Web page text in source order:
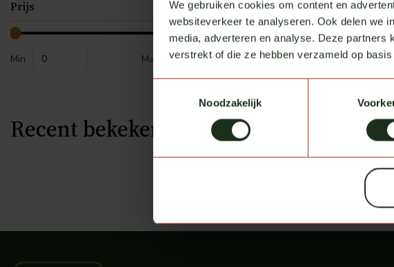
We gebruiken cookies om content en
websiteverkeer te analyseren. Ook delen we
media, adverteren en analyse. Deze partners
verstrekt of die ze hebben verzameld op
Noodzakelijk
Prijs
Min Max
Recent bekeken